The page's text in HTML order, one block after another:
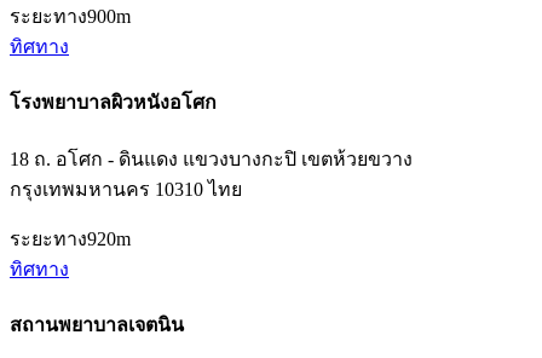
ระยะทาง900m
ทิศทาง
โรงพยาบาลผิวหนังอโศก
18 ถ. อโศก - ดินแดง แขวงบางกะปิ เขตห้วยขวาง
กรุงเทพมหานคร 10310 ไทย
ระยะทาง920m
ทิศทาง
สถานพยาบาลเจตนิน